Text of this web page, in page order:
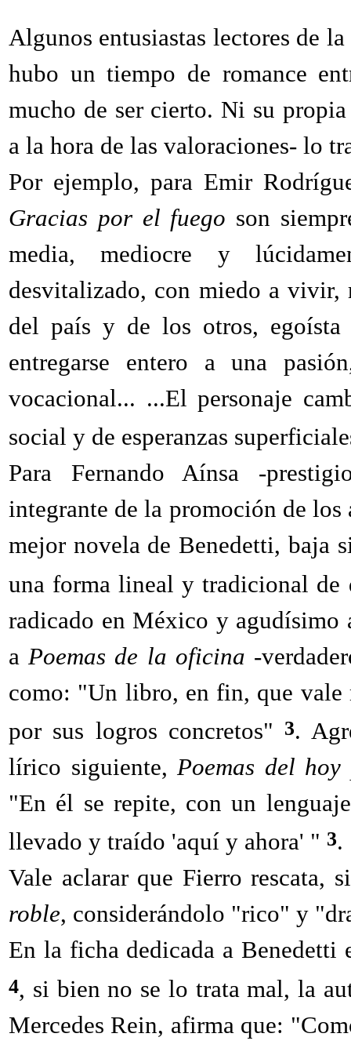
Algunos entusiastas lectores de
hubo un tiempo de romance
mucho de ser cierto. Ni su
a la hora de las valoraciones- lo
Por ejemplo, para Emir
Gracias por el fuego son
media, mediocre y
desvitalizado, con miedo a vivir,
del país y de los otros, egoísta
entregarse entero a una
vocacional... ...El personaje
social y de esperanzas
Para Fernando Aínsa -
integrante de la promoción de los
mejor novela de Benedetti, baja
una forma lineal y tradicional
radicado en México y agudísimo
a Poemas de la oficina -
como: "Un libro, en fin, que vale
por sus logros concretos" 3.
lírico siguiente, Poemas del
"En él se repite, con un
llevado y traído 'aquí y ahora' " 3.
Vale aclarar que Fierro rescata,
roble, considerándolo "rico" y
En la ficha dedicada a Benedetti
4, si bien no se lo trata mal, la
Mercedes Rein, afirma que: